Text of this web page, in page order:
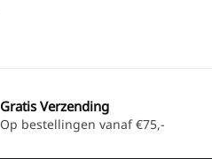
Gratis Verzending
Op bestellingen vanaf €75,-